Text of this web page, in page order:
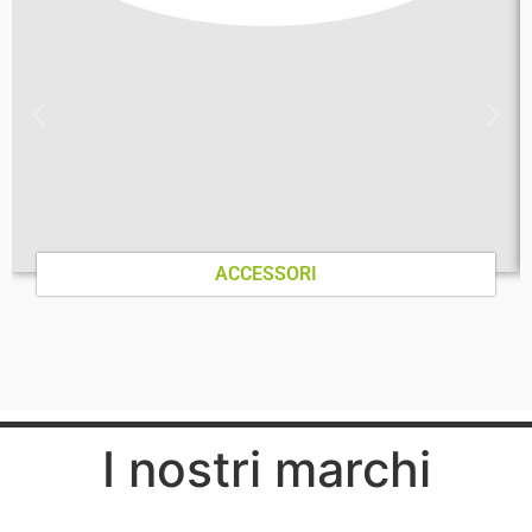
ACCESSORI
I nostri marchi